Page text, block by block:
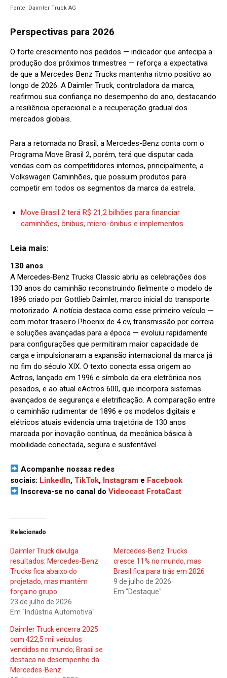
Fonte: Daimler Truck AG
Perspectivas para 2026
O forte crescimento nos pedidos — indicador que antecipa a
produção dos próximos trimestres — reforça a expectativa
de que a Mercedes‑Benz Trucks mantenha ritmo positivo ao
longo de 2026. A Daimler Truck, controladora da marca,
reafirmou sua confiança no desempenho do ano, destacando
a resiliência operacional e a recuperação gradual dos
mercados globais.
Para a retomada no Brasil, a Mercedes-Benz conta com o
Programa Move Brasil 2, porém, terá que disputar cada
vendas com os competitidores internos, principalmente, a
Volkswagen Caminhões, que possuim produtos para
competir em todos os segmentos da marca da estrela.
Move Brasil 2 terá R$ 21,2 bilhões para financiar
caminhões, ônibus, micro-ônibus e implementos
Leia mais:
130 anos
A Mercedes‑Benz Trucks Classic abriu as celebrações dos
130 anos do caminhão reconstruindo fielmente o modelo de
1896 criado por Gottlieb Daimler, marco inicial do transporte
motorizado. A notícia destaca como esse primeiro veículo —
com motor traseiro Phoenix de 4 cv, transmissão por correia
e soluções avançadas para a época — evoluiu rapidamente
para configurações que permitiram maior capacidade de
carga e impulsionaram a expansão internacional da marca já
no fim do século XIX. O texto conecta essa origem ao
Actros, lançado em 1996 e símbolo da era eletrônica nos
pesados, e ao atual eActros 600, que incorpora sistemas
avançados de segurança e eletrificação. A comparação entre
o caminhão rudimentar de 1896 e os modelos digitais e
elétricos atuais evidencia uma trajetória de 130 anos
marcada por inovação contínua, da mecânica básica à
mobilidade conectada, segura e sustentável.
Acompanhe nossas redes
sociais: LinkedIn, TikTok, Instagram e Facebook
Inscreva-se no canal doVideocast FrotaCast
Relacionado
Daimler Truck divulga
resultados: Mercedes-Benz
Trucks fica abaixo do
projetado, mas mantém
força no grupo
23 de julho de 2026
Em "Indústria Automotiva"
Mercedes-Benz Trucks
cresce 11% no mundo, mas
Brasil fica para trás em 2026
9 de julho de 2026
Em "Destaque"
Daimler Truck encerra 2025
com 422,5 mil veículos
vendidos no mundo; Brasil se
destaca no desempenho da
Mercedes-Benz